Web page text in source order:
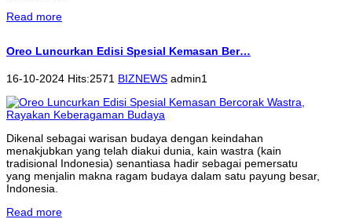
Read more
Oreo Luncurkan Edisi Spesial Kemasan Ber…
16-10-2024 Hits:2571 BIZNEWS admin1
Dikenal sebagai warisan budaya dengan keindahan
menakjubkan yang telah diakui dunia, kain wastra (kain
tradisional Indonesia) senantiasa hadir sebagai pemersatu
yang menjalin makna ragam budaya dalam satu payung besar,
Indonesia.
Read more